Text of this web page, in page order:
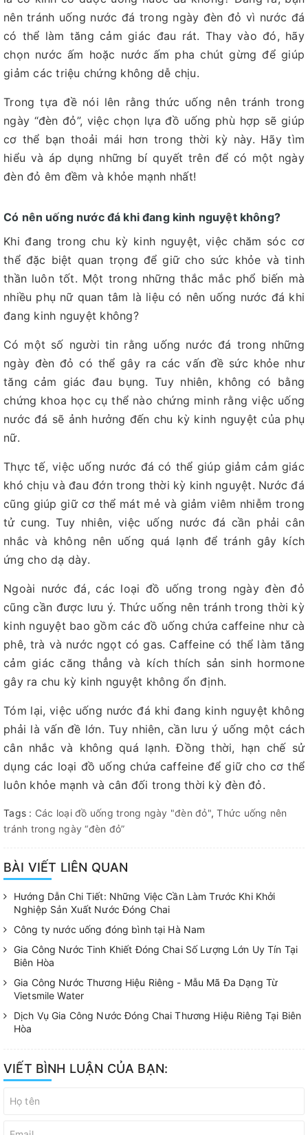
nên tránh uống nước đá trong ngày đèn đỏ vì nước đá
có thể làm tăng cảm giác đau rát. Thay vào đó, hãy
chọn nước ấm hoặc nước ấm pha chút gừng để giúp
giảm các triệu chứng không dễ chịu.
Trong tựa đề nói lên rằng thức uống nên tránh trong
ngày “đèn đỏ”, việc chọn lựa đồ uống phù hợp sẽ giúp
cơ thể bạn thoải mái hơn trong thời kỳ này. Hãy tìm
hiểu và áp dụng những bí quyết trên để có một ngày
đèn đỏ êm đềm và khỏe mạnh nhất!
Có nên uống nước đá khi đang kinh nguyệt không?
Khi đang trong chu kỳ kinh nguyệt, việc chăm sóc cơ
thể đặc biệt quan trọng để giữ cho sức khỏe và tinh
thần luôn tốt. Một trong những thắc mắc phổ biến mà
nhiều phụ nữ quan tâm là liệu có nên uống nước đá khi
đang kinh nguyệt không?
Có một số người tin rằng uống nước đá trong những
ngày đèn đỏ có thể gây ra các vấn đề sức khỏe như
tăng cảm giác đau bụng. Tuy nhiên, không có bằng
chứng khoa học cụ thể nào chứng minh rằng việc uống
nước đá sẽ ảnh hưởng đến chu kỳ kinh nguyệt của phụ
nữ.
Thực tế, việc uống nước đá có thể giúp giảm cảm giác
khó chịu và đau đớn trong thời kỳ kinh nguyệt. Nước đá
cũng giúp giữ cơ thể mát mẻ và giảm viêm nhiễm trong
tử cung. Tuy nhiên, việc uống nước đá cần phải cân
nhắc và không nên uống quá lạnh để tránh gây kích
ứng cho dạ dày.
Ngoài nước đá, các loại đồ uống trong ngày đèn đỏ
cũng cần được lưu ý. Thức uống nên tránh trong thời kỳ
kinh nguyệt bao gồm các đồ uống chứa caffeine như cà
phê, trà và nước ngọt có gas. Caffeine có thể làm tăng
cảm giác căng thẳng và kích thích sản sinh hormone
gây ra chu kỳ kinh nguyệt không ổn định.
Tóm lại, việc uống nước đá khi đang kinh nguyệt không
phải là vấn đề lớn. Tuy nhiên, cần lưu ý uống một cách
cân nhắc và không quá lạnh. Đồng thời, hạn chế sử
dụng các loại đồ uống chứa caffeine để giữ cho cơ thể
luôn khỏe mạnh và cân đối trong thời kỳ đèn đỏ.
Tags : Các loại đồ uống trong ngày "đèn đỏ",Thức uống nên
tránh trong ngày “đèn đỏ”
BÀI VIẾT LIÊN QUAN
Hướng Dẫn Chi Tiết: Những Việc Cần Làm Trước Khi Khởi
Nghiệp Sản Xuất Nước Đóng Chai
Công ty nước uống đóng bình tại Hà Nam
Gia Công Nước Tinh Khiết Đóng Chai Số Lượng Lớn Uy Tín Tại
Biên Hòa
Gia Công Nước Thương Hiệu Riêng - Mẫu Mã Đa Dạng Từ
Vietsmile Water
Dịch Vụ Gia Công Nước Đóng Chai Thương Hiệu Riêng Tại Biên
Hòa
VIẾT BÌNH LUẬN CỦA BẠN: